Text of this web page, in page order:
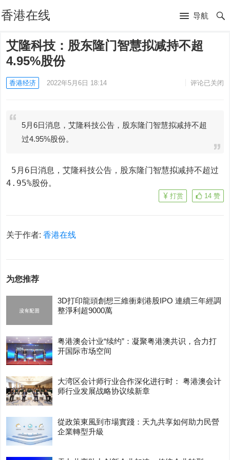
香港在线 导航
艾隆科技：股东隆门智慧拟减持不超
4.95%股份
香港经济 2022年5月6日 18:14 评论已关闭
5月6日消息，艾隆科技公告，股东隆门智慧拟减持不超
过4.95%股份。
4.95%股份。
14 赞
打赏
关于作者:香港在线
为您推荐
3D打印龍頭創想三維衝刺港股IPO 連續三年經調
整淨利超9000萬
粤港澳会计业“续约”：凝聚粤港澳共识，合力打
开国际市场空间
大湾区会计师行业合作深化进行时： 粤港澳会计
师行业发展战略协议续新章
從政策東風到市場實踐：天九共享如何助力民營
企業轉型升級